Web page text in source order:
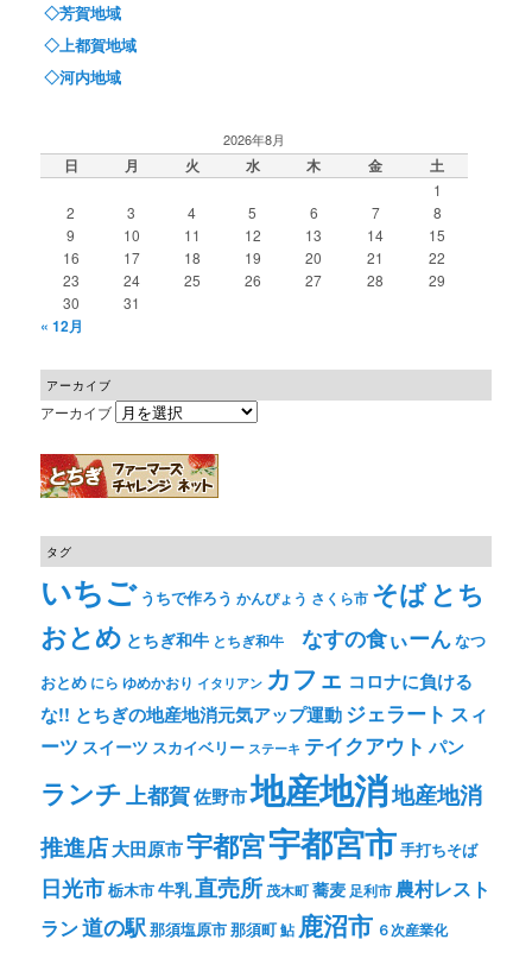
◇芳賀地域
◇上都賀地域
◇河内地域
2026年8月
日 月 火 水 木 金 土
1
2
3 4 5 6 7
8
9
10 11 12 13 14
15
16
17 18 19 20 21
22
23
24 25 26 27 28
29
30
31
« 12月
アーカイブ
アーカイブ
タグ
いちご うちで作ろう かんぴょう さくら市 そばとち
おとめ とちぎ和牛 とちぎ和牛 なすの食ぃーんなつ
おとめ にら ゆめかおり イタリアン カフェ コロナに負ける
な!! とちぎの地産地消元気アップ運動ジェラート スィ
ーツ スイーツ スカイベリー ステーキ テイクアウト パン
ランチ上都賀佐野市地産地消地産地消
推進店大田原市宇都宮宇都宮市手打ちそば
日光市栃木市牛乳直売所 茂木町蕎麦 足利市 農村レスト
ラン道の駅那須塩原市那須町鮎 鹿沼市 ６次産業化